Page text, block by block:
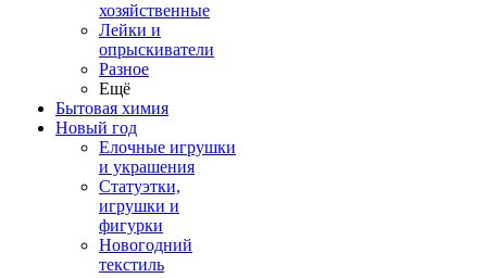
хозяйственные
Лейки и
опрыскиватели
Разное
Ещё
Бытовая химия
Новый год
Елочные игрушки
и украшения
Статуэтки,
игрушки и
фигурки
Новогодний
текстиль